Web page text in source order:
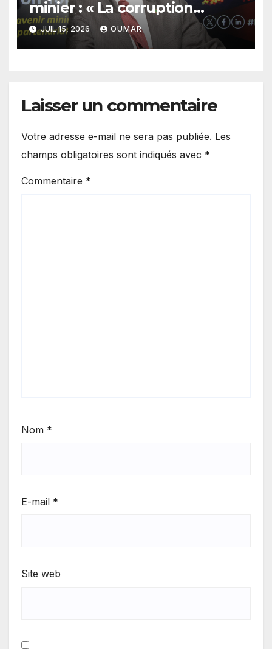
minier : « La corruption
n’existe pas en Mauritanie »
JUIL 15, 2026 OUMAR
Laisser un commentaire
Votre adresse e-mail ne sera pas publiée. Les
champs obligatoires sont indiqués avec *
Commentaire *
Nom *
E-mail *
Site web